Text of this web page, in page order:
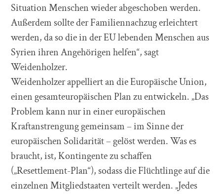
Situation Menschen wieder abgeschoben werden.
Außerdem sollte der Familiennachzug erleichtert
werden, da so die in der EU lebenden Menschen aus
Syrien ihren Angehörigen helfen“, sagt
Weidenholzer.
Weidenholzer appelliert an die Europäische Union,
einen gesamteuropäischen Plan zu entwickeln. „Das
Problem kann nur in einer europäischen
Kraftanstrengung gemeinsam – im Sinne der
europäischen Solidarität – gelöst werden. Was es
braucht, ist, Kontingente zu schaffen
(„Resettlement-Plan“), sodass die Flüchtlinge auf die
einzelnen Mitgliedstaaten verteilt werden. „Jedes